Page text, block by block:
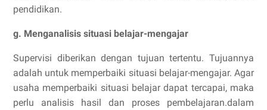
pendidikan.
g. Menganalisis situasi belajar-mengajar
Supervisi diberikan dengan tujuan tertentu. Tujuannya
adalah untuk memperbaiki situasi belajar-mengajar. Agar
usaha memperbaiki situasi belajar dapat tercapai, maka
perlu analisis hasil dan proses pembelajaran.dalam